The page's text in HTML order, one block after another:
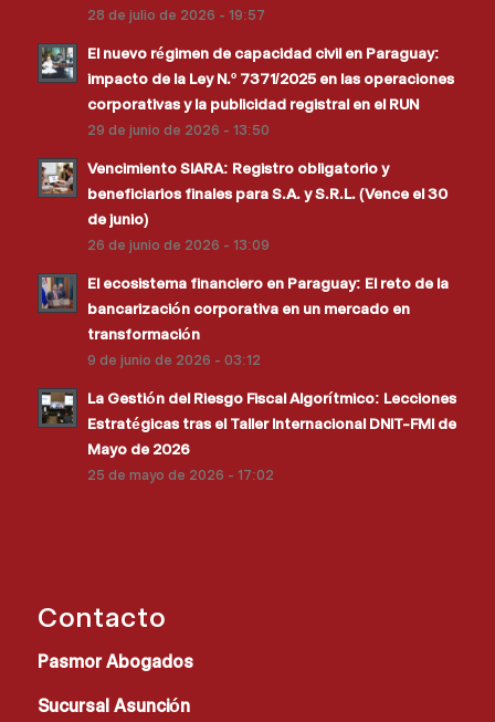
28 de julio de 2026 - 19:57
El nuevo régimen de capacidad civil en Paraguay:
impacto de la Ley N.º 7371/2025 en las operaciones
corporativas y la publicidad registral en el RUN
29 de junio de 2026 - 13:50
Vencimiento SIARA: Registro obligatorio y
beneficiarios finales para S.A. y S.R.L. (Vence el 30
de junio)
26 de junio de 2026 - 13:09
El ecosistema financiero en Paraguay: El reto de la
bancarización corporativa en un mercado en
transformación
9 de junio de 2026 - 03:12
La Gestión del Riesgo Fiscal Algorítmico: Lecciones
Estratégicas tras el Taller Internacional DNIT-FMI de
Mayo de 2026
25 de mayo de 2026 - 17:02
Contacto
Pasmor Abogados
Sucursal Asunción